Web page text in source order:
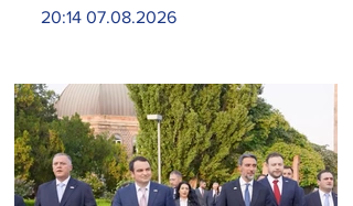
Նաթան արքեպիսկոպոս
20:14 07.08.2026